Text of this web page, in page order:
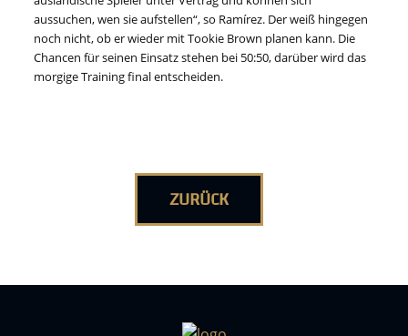
aussuchen, wen sie aufstellen“, so Ramírez. Der weiß hingegen
noch nicht, ob er wieder mit Tookie Brown planen kann. Die
Chancen für seinen Einsatz stehen bei 50:50, darüber wird das
morgige Training final entscheiden.
ZURÜCK